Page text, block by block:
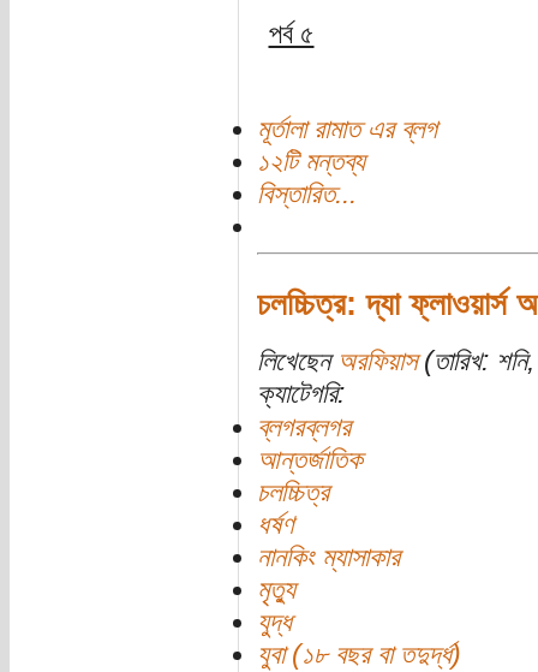
পর্ব ৫
মূর্তালা রামাত এর ব্লগ
১২টি মন্তব্য
বিস্তারিত...
চলচ্চিত্র: দ্যা ফ্লাওয়ার্স
লিখেছেন অরফিয়াস(তারিখ:
ক্যাটেগরি:
ব্লগরব্লগর
আন্তর্জাতিক
চলচ্চিত্র
ধর্ষণ
নানকিং ম্যাসাকার
মৃত্যু
যুদ্ধ
যুবা (১৮ বছর বা তদুর্দ্ধ)